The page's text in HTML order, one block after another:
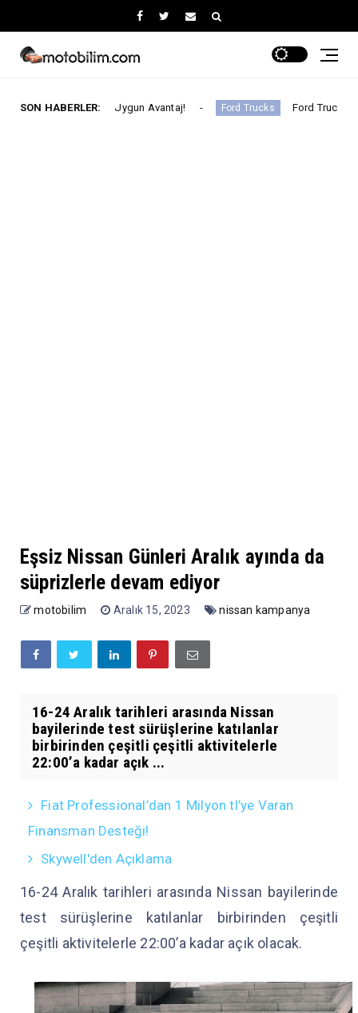
SON HABERLER:
Uygun Avantaj! Ford Trucks Ford Trucks İle Iveco
Eşsiz Nissan Günleri Aralık ayında da
süprizlerle devam ediyor
motobilim Aralık 15, 2023 nissan kampanya
16-24 Aralık tarihleri arasında Nissan
bayilerinde test sürüşlerine katılanlar
birbirinden çeşitli çeşitli aktivitelerle
22:00’a kadar açık ...
Fiat Professional’dan 1 Milyon tl’ye Varan
Finansman Desteği!
Skywell'den Açıklama
16-24 Aralık tarihleri arasında Nissan bayilerinde
test sürüşlerine katılanlar birbirinden çeşitli
çeşitli aktivitelerle 22:00’a kadar açık olacak.